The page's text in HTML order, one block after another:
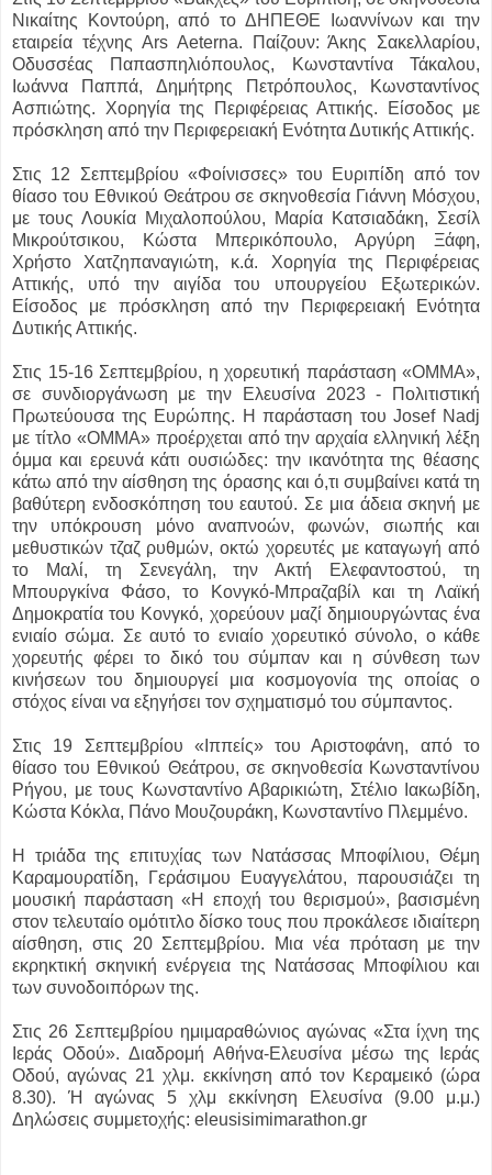
Νικαίτης Κοντούρη, από το ΔΗΠΕΘΕ Ιωαννίνων και την
εταιρεία τέχνης Ars Aeterna. Παίζουν: Άκης Σακελλαρίου,
Οδυσσέας Παπασπηλιόπουλος, Κωνσταντίνα Τάκαλου,
Ιωάννα Παππά, Δημήτρης Πετρόπουλος, Κωνσταντίνος
Ασπιώτης. Χορηγία της Περιφέρειας Αττικής. Είσοδος με
πρόσκληση από την Περιφερειακή Ενότητα Δυτικής Αττικής.
Στις 12 Σεπτεμβρίου «Φοίνισσες» του Ευριπίδη από τον
θίασο του Εθνικού Θεάτρου σε σκηνοθεσία Γιάννη Μόσχου,
με τους Λουκία Μιχαλοπούλου, Μαρία Κατσιαδάκη, Σεσίλ
Μικρούτσικου, Κώστα Μπερικόπουλο, Αργύρη Ξάφη,
Χρήστο Χατζηπαναγιώτη, κ.ά. Χορηγία της Περιφέρειας
Αττικής, υπό την αιγίδα του υπουργείου Εξωτερικών.
Είσοδος με πρόσκληση από την Περιφερειακή Ενότητα
Δυτικής Αττικής.
Στις 15-16 Σεπτεμβρίου, η χορευτική παράσταση «ΟΜΜΑ»,
σε συνδιοργάνωση με την Ελευσίνα 2023 - Πολιτιστική
Πρωτεύουσα της Ευρώπης. Η παράσταση του Josef Nadj
με τίτλο «ΟΜΜΑ» προέρχεται από την αρχαία ελληνική λέξη
όμμα και ερευνά κάτι ουσιώδες: την ικανότητα της θέασης
κάτω από την αίσθηση της όρασης και ό,τι συμβαίνει κατά τη
βαθύτερη ενδοσκόπηση του εαυτού. Σε μια άδεια σκηνή με
την υπόκρουση μόνο αναπνοών, φωνών, σιωπής και
μεθυστικών τζαζ ρυθμών, οκτώ χορευτές με καταγωγή από
το Μαλί, τη Σενεγάλη, την Ακτή Ελεφαντοστού, τη
Μπουργκίνα Φάσο, το Κονγκό-Μπραζαβίλ και τη Λαϊκή
Δημοκρατία του Κονγκό, χορεύουν μαζί δημιουργώντας ένα
ενιαίο σώμα. Σε αυτό το ενιαίο χορευτικό σύνολο, ο κάθε
χορευτής φέρει το δικό του σύμπαν και η σύνθεση των
κινήσεων του δημιουργεί μια κοσμογονία της οποίας ο
στόχος είναι να εξηγήσει τον σχηματισμό του σύμπαντος.
Στις 19 Σεπτεμβρίου «Ιππείς» του Αριστοφάνη, από το
θίασο του Εθνικού Θεάτρου, σε σκηνοθεσία Κωνσταντίνου
Ρήγου, με τους Κωνσταντίνο Αβαρικιώτη, Στέλιο Ιακωβίδη,
Κώστα Κόκλα, Πάνο Μουζουράκη, Κωνσταντίνο Πλεμμένο.
Η τριάδα της επιτυχίας των Νατάσσας Μποφίλιου, Θέμη
Καραμουρατίδη, Γεράσιμου Ευαγγελάτου, παρουσιάζει τη
μουσική παράσταση «Η εποχή του θερισμού», βασισμένη
στον τελευταίο ομότιτλο δίσκο τους που προκάλεσε ιδιαίτερη
αίσθηση, στις 20 Σεπτεμβρίου. Μια νέα πρόταση με την
εκρηκτική σκηνική ενέργεια της Νατάσσας Μποφίλιου και
των συνοδοιπόρων της.
Στις 26 Σεπτεμβρίου ημιμαραθώνιος αγώνας «Στα ίχνη της
Ιεράς Οδού». Διαδρομή Αθήνα-Ελευσίνα μέσω της Ιεράς
Οδού, αγώνας 21 χλμ. εκκίνηση από τον Κεραμεικό (ώρα
8.30). Ή αγώνας 5 χλμ εκκίνηση Ελευσίνα (9.00 μ.μ.)
Δηλώσεις συμμετοχής: eleusisimimarathon.gr